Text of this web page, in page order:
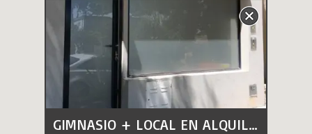
GIMNASIO + LOCAL EN ALQUILER.